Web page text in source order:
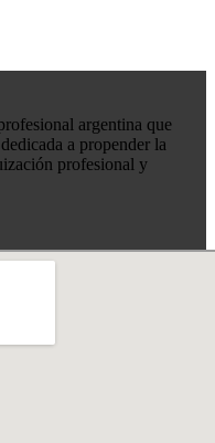
argentina que
a propender la
profesional y